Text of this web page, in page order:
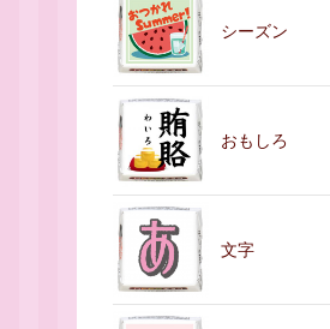
シーズン
おもしろ
文字